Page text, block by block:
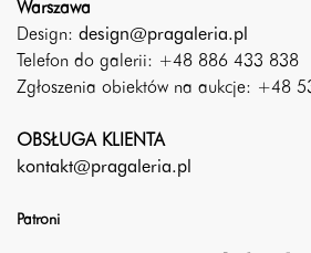
Warszawa
Design: design@pragaleria.pl
Telefon do galerii: +48 886 433 838
Zgłoszenia obiektów na aukcje: +48
OBSŁUGA KLIENTA
kontakt@pragaleria.pl
Patroni